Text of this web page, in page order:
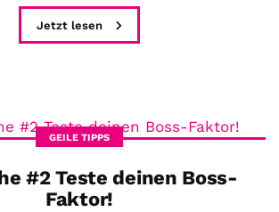
Jetzt lesen
GEILE TIPPS
#2 Teste deinen Boss-
Faktor!
bis jetzt nicht getraut sie